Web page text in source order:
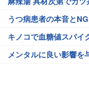
うつ病患者の本音と
キノコで血糖値スパイ
メンタルに良い影響を